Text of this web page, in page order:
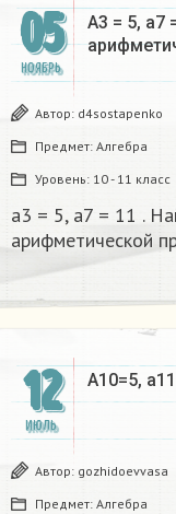
05
НОЯБРЬ
A3 = 5, a7
Автор: d4sostapenko
Предмет: Алгебра
Уровень: 10 - 11 класс
a3 = 5, a7 = 11 .
арифметической
12
ИЮЛЬ
A10=5,
Автор: gozhidoevvasa
Предмет: Алгебра